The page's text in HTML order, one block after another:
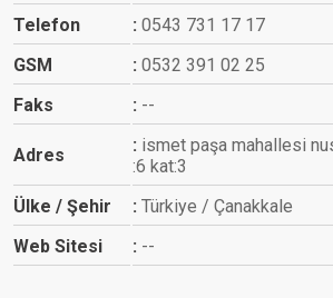
Telefon
0543 731 17 17
GSM
0532 391 02 25
Faks
--
Adres
ismet paşa mahallesi
:6 kat:3
Ülke / Şehir
Türkiye / Çanakkale
Web Sitesi
--